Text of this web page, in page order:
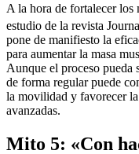
A la hora de fortalecer los
estudio de la revista
pone de manifiesto la
para aumentar la masa
Aunque el proceso pueda
de forma regular puede
la movilidad y favorecer
avanzadas.
Mito 5: «Con